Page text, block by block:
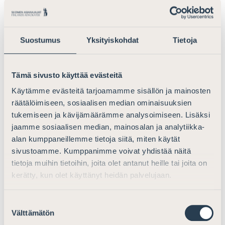
Suostumus Yksityiskohdat Tietoja
Tämä sivusto käyttää evästeitä
Käytämme evästeitä tarjoamamme sisällön ja mainosten
räätälöimiseen, sosiaalisen median ominaisuuksien
tukemiseen ja kävijämäärämme analysoimiseen. Lisäksi
jaamme sosiaalisen median, mainosalan ja analytiikka-
alan kumppaneillemme tietoja siitä, miten käytät
sivustoamme. Kumppanimme voivat yhdistää näitä
tietoja muihin tietoihin, joita olet antanut heille tai joita on
kerätty, kun olet käyttänyt heidän palvelujaan.
valinta
Välttämätön
Aloitustilaisuuden jälkeen parit sopivat tapaamisten
lähtökohtaisesti neljä tapaamista: kaksi vuoden 2025
syksylle, minkä jälkeen on mahdollisuus vielä kahteen
2026.
Mentorointiohjelmaan voivat hakea mukaan:
mentoriksiasianajajat
aktoriksi asianajotoimistoissa työskentelevät
juristit tai asianajajat
mentorointipareja. On mahdollista, ettei juuri tällä
kierroksella kaikille hakijoille löydy yhteensopivaa paria.